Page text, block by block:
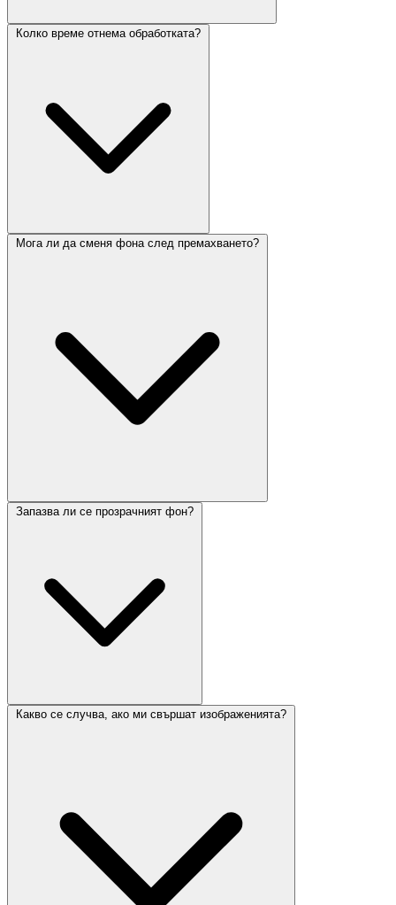
Колко време отнема обработката?
Мога ли да сменя фона след премахването?
Запазва ли се прозрачният фон?
Какво се случва, ако ми свършат изображенията?